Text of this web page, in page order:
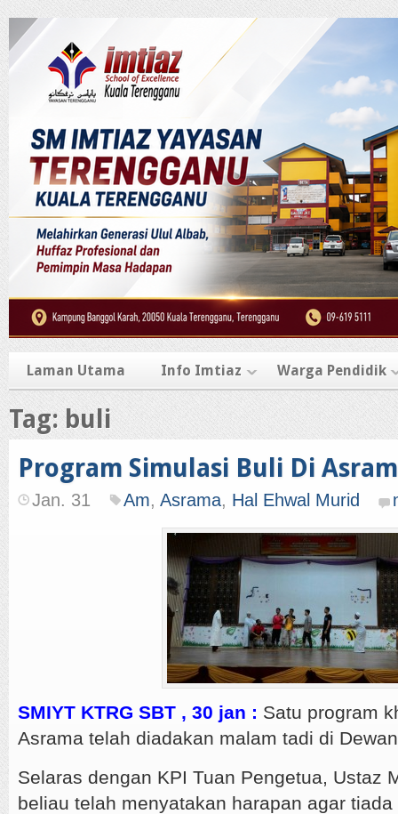
Laman Utama Info Imtiaz Warga Pendidik
Tag: buli
Program Simulasi Buli Di
Jan. 31 Am, Asrama, Hal Ehwal Murid
SMIYT KTRG SBT , 30 jan : Satu program
Asrama telah diadakan malam tadi di
Selaras dengan KPI Tuan Pengetua, Ustaz
beliau telah menyatakan harapan agar